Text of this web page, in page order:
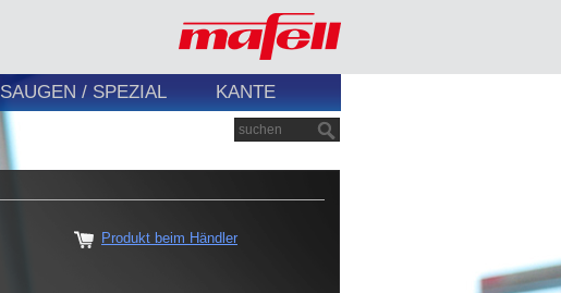
SAUGEN / SPEZIAL KANTE
Produkt beim Händler